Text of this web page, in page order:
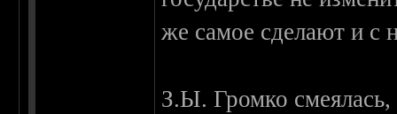
же самое сделают и с
З.Ы. Громко смеялась,